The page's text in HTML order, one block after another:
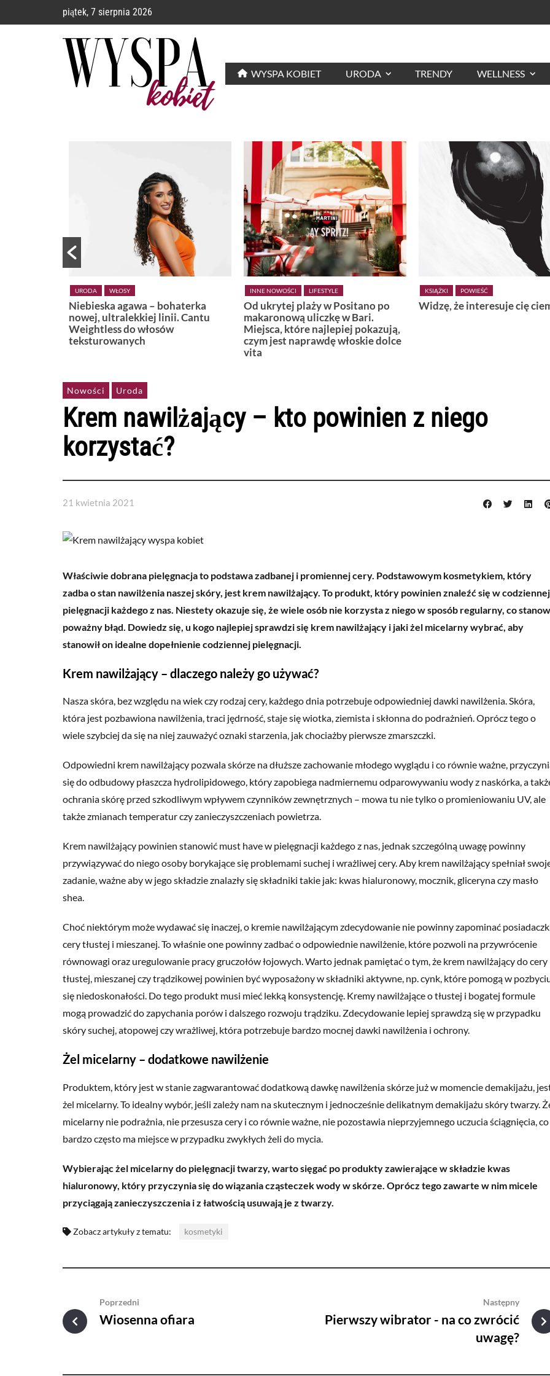
piątek, 7 sierpnia 2026
WYSPA KOBIET URODA TRENDY WELLNESS
INNE NOWOŚCI
Od ukrytej plaży w Positano po
makaronową uliczkę w Bari.
Miejsca, które najlepiej pokazują,
czym jest naprawdę włoskie dolce
KSIĄŻKI POWIEŚĆ
Widzę, że interesuje cię ciemność
KSIĄŻKI POWIEŚĆ
Wiedźmy z Vardø
Nowości Uroda
Krem nawilżający – kto powinien z niego
korzystać?
21 kwietnia 2021
Właściwie dobrana pielęgnacja to podstawa zadbanej i promiennej cery. Podstawowym kosmetykiem, który
zadba o stan nawilżenia naszej skóry, jest krem nawilżający. To produkt, który powinien znaleźć się w codziennej
pielęgnacji każdego z nas. Niestety okazuje się, że wiele osób nie korzysta z niego w sposób regularny, co
poważny błąd. Dowiedz się, u kogo najlepiej sprawdzi się krem nawilżający i jaki żel micelarny wybrać, aby
stanowił on idealne dopełnienie codziennej pielęgnacji.
Krem nawilżający – dlaczego należy go używać?
Nasza skóra, bez względu na wiek czy rodzaj cery, każdego dnia potrzebuje odpowiedniej dawki nawilżenia. Skóra,
która jest pozbawiona nawilżenia, traci jędrność, staje się wiotka, ziemista i skłonna do podrażnień. Oprócz tego o
wiele szybciej da się na niej zauważyć oznaki starzenia, jak chociażby pierwsze zmarszczki.
Odpowiedni krem nawilżający pozwala skórze na dłuższe zachowanie młodego wyglądu i co równie ważne,
się do odbudowy płaszcza hydrolipidowego, który zapobiega nadmiernemu odparowywaniu wody z naskórka, a
ochrania skórę przed szkodliwym wpływem czynników zewnętrznych – mowa tu nie tylko o promieniowaniu UV, ale
także zmianach temperatur czy zanieczyszczeniach powietrza.
Krem nawilżający powinien stanowić must have w pielęgnacji każdego z nas, jednak szczególną uwagę powinny
przywiązywać do niego osoby borykające się problemami suchej i wrażliwej cery. Aby krem nawilżający spełniał
zadanie, ważne aby w jego składzie znalazły się składniki takie jak: kwas hialuronowy, mocznik, gliceryna czy masło
shea.
Choć niektórym może wydawać się inaczej, o kremie nawilżającym zdecydowanie nie powinny zapominać
cery tłustej i mieszanej. To właśnie one powinny zadbać o odpowiednie nawilżenie, które pozwoli na przywrócenie
równowagi oraz uregulowanie pracy gruczołów łojowych. Warto jednak pamiętać o tym, że krem nawilżający do cery
tłustej, mieszanej czy trądzikowej powinien być wyposażony w składniki aktywne, np. cynk, które pomogą w
się niedoskonałości. Do tego produkt musi mieć lekką konsystencję. Kremy nawilżające o tłustej i bogatej formule
mogą prowadzić do zapychania porów i dalszego rozwoju trądziku. Zdecydowanie lepiej sprawdzą się w przypadku
skóry suchej, atopowej czy wrażliwej, która potrzebuje bardzo mocnej dawki nawilżenia i ochrony.
Żel micelarny – dodatkowe nawilżenie
Produktem, który jest w stanie zagwarantować dodatkową dawkę nawilżenia skórze już w momencie demakijażu,
żel micelarny. To idealny wybór, jeśli zależy nam na skutecznym i jednocześnie delikatnym demakijażu skóry twarzy.
micelarny nie podrażnia, nie przesusza cery i co równie ważne, nie pozostawia nieprzyjemnego uczucia ściągnięcia, co
bardzo często ma miejsce w przypadku zwykłych żeli do mycia.
Wybierając żel micelarny do pielęgnacji twarzy, warto sięgać po produkty zawierające w składzie kwas
hialuronowy, który przyczynia się do wiązania cząsteczek wody w skórze. Oprócz tego zawarte w nim micele
przyciągają zanieczyszczenia i z łatwością usuwają je z twarzy.
Zobacz artykuły z tematu: kosmetyki
Poprzedni
Wiosenna ofiara
Następny
Pierwszy wibrator - na co zwrócić
uwagę?